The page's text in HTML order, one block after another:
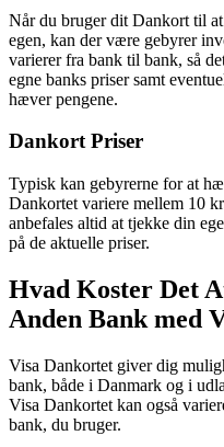
Når du bruger dit Dankort til
egen, kan der være gebyrer
varierer fra bank til bank, så
egne banks priser samt
hæver pengene.
Dankort Priser
Typisk kan gebyrerne for at
Dankortet variere mellem 10
anbefales altid at tjekke din
på de aktuelle priser.
Hvad Koster Det
Anden Bank med
Visa Dankortet giver dig
bank, både i Danmark og i
Visa Dankortet kan også
bank, du bruger.